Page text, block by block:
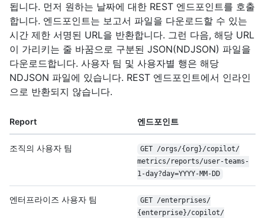
됩니다. 먼저 원하는 날짜에 대한 REST 엔드포인트를 호출
합니다. 엔드포인트는 보고서 파일을 다운로드할 수 있는
시간 제한 서명된 URL을 반환합니다. 그런 다음, 해당 URL
이 가리키는 줄 바꿈으로 구분된 JSON(NDJSON) 파일을
다운로드합니다. 사용자 팀 및 사용자별 행은 해당
NDJSON 파일에 있습니다. REST 엔드포인트에서 인라인
으로 반환되지 않습니다.
Report 엔드포인트
조직의 사용자 팀 GET /orgs/{org}/copilot/
metrics/reports/user-teams-
1-day?day=YYYY-MM-DD
엔터프라이즈 사용자 팀 GET /enterprises/
{enterprise}/copilot/